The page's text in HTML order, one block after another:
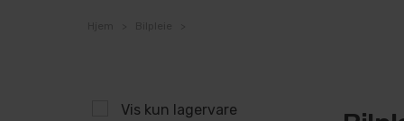
Vis kun lagervare